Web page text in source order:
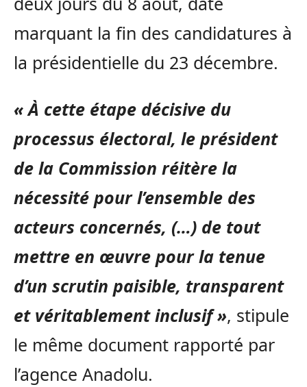
marquant la fin des candidatures à
la présidentielle du 23 décembre.
« À cette étape décisive du
processus électoral, le président
de la Commission réitère la
nécessité pour l’ensemble des
acteurs concernés, (…) de tout
mettre en œuvre pour la tenue
d’un scrutin paisible, transparent
et véritablement inclusif », stipule
le même document rapporté par
l’agence Anadolu.